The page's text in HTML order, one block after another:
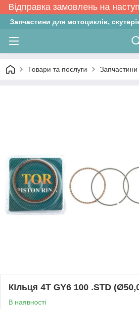
Відправка замовлень на
Запчастини для мотоциклів,
Товари та послуги
Кільця 4T GY6 100 .STD
В наявності